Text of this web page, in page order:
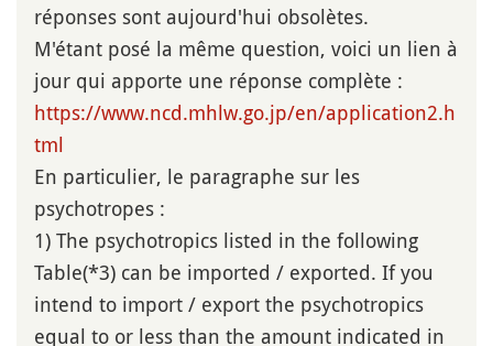
réponses sont aujourd'hui obsolètes.
M'étant posé la même question, voici un lien à
jour qui apporte une réponse complète :
https://www.ncd.mhlw.go.jp/en/application2.h
tml
En particulier, le paragraphe sur les
psychotropes :
1) The psychotropics listed in the following
Table(*3) can be imported / exported. If you
intend to import / export the psychotropics
equal to or less than the amount indicated in